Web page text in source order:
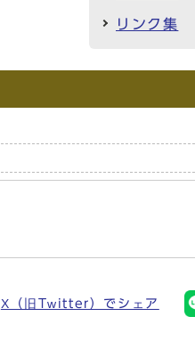
リンク集
X（旧Twitter）でシェア